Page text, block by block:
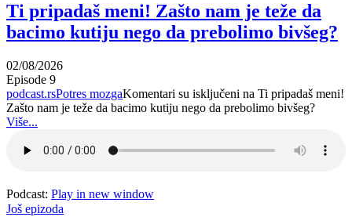
Ti pripadaš meni! Zašto nam je teže da
bacimo kutiju nego da prebolimo bivšeg?
02/08/2026
Episode 9
podcast.rsPotres mozgaKomentari su isključeni na Ti pripadaš meni!
Zašto nam je teže da bacimo kutiju nego da prebolimo bivšeg?
Više...
Podcast: Play in new window
Još epizoda